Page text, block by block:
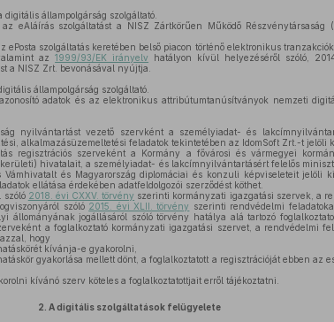
állampolgárság szolgáltató.
eAláírás szolgáltatást a NISZ Zártkörűen Működő Részvénytársaság
ePosta szolgáltatás keretében belső piacon történő elektronikus
az1999/93/EK irányelv hatályon kívül helyezéséről szóló,
a NISZ Zrt. bevonásával nyújtja.
állampolgárság szolgáltató.
adatok és az elektronikus attribútumtanúsítványok nemzeti
nyilvántartást vezető szervként a személyiadat- és
alkalmazásüzemeltetési feladatok tekintetében az IdomSoft Zrt.-t jelöli
regisztrációs szerveként a Kormány a fővárosi és vármegyei
hivatalait, a személyiadat- és lakcímnyilvántartásért felelős
és Magyarország diplomáciai és konzuli képviseleteit jelöli
ellátása érdekében adatfeldolgozói szerződést köthet.
szóló 2018. évi CXXV. törvény szerinti kormányzati igazgatási szervek, a
szóló 2015. évi XLII. törvény szerinti rendvédelmi
állományának jogállásáról szóló törvény hatálya alá tartozó
a foglalkoztató kormányzati igazgatási szervet, a rendvédelmi
hogy
kívánja-e gyakorolni,
gyakorlása mellett dönt, a foglalkoztatott a regisztrációját ebben az
kívánó szerv köteles a foglalkoztatottjait erről tájékoztatni.
2. A digitális szolgáltatások felügyelete